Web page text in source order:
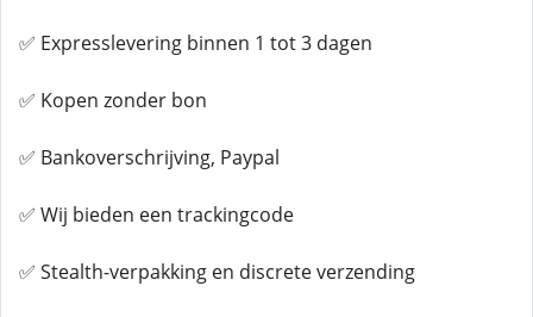
✅ Expresslevering binnen 1 tot 3 dagen
✅ Kopen zonder bon
✅ Bankoverschrijving, Paypal
✅ Wij bieden een trackingcode
✅ Stealth-verpakking en discrete verzending